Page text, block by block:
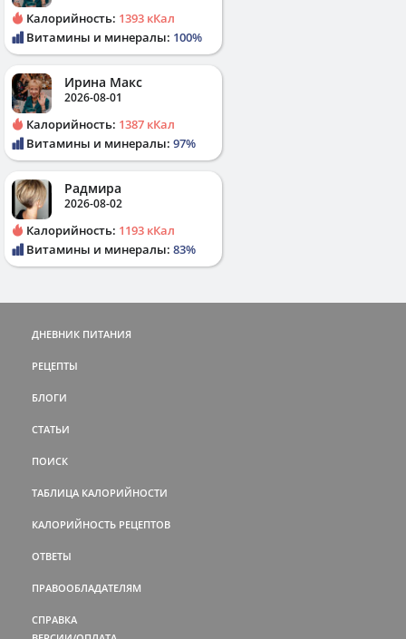
Калорийность: 1393 кКал
Витамины и минералы: 100%
Ирина Макс
2026-08-01
Калорийность: 1387 кКал
Витамины и минералы: 97%
Радмира
2026-08-02
Калорийность: 1193 кКал
Витамины и минералы: 83%
ДНЕВНИК ПИТАНИЯ
РЕЦЕПТЫ
БЛОГИ
СТАТЬИ
ПОИСК
ТАБЛИЦА КАЛОРИЙНОСТИ
КАЛОРИЙНОСТЬ РЕЦЕПТОВ
ОТВЕТЫ
ПРАВООБЛАДАТЕЛЯМ
СПРАВКА